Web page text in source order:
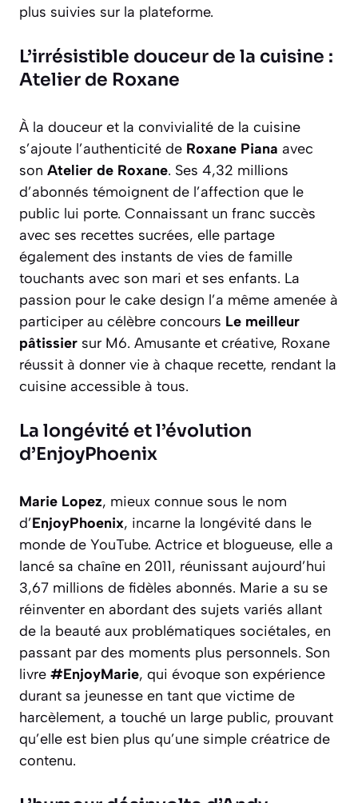
plus suivies sur la plateforme.
L’irrésistible douceur de la cuisine :
Atelier de Roxane
À la douceur et la convivialité de la cuisine
s’ajoute l’authenticité de Roxane Piana avec
son Atelier de Roxane. Ses 4,32 millions
d’abonnés témoignent de l’affection que le
public lui porte. Connaissant un franc succès
avec ses recettes sucrées, elle partage
également des instants de vies de famille
touchants avec son mari et ses enfants. La
passion pour le cake design l’a même amenée à
participer au célèbre concours Le meilleur
pâtissier sur M6. Amusante et créative, Roxane
réussit à donner vie à chaque recette, rendant la
cuisine accessible à tous.
La longévité et l’évolution
d’EnjoyPhoenix
Marie Lopez, mieux connue sous le nom
d’EnjoyPhoenix, incarne la longévité dans le
monde de YouTube. Actrice et blogueuse, elle a
lancé sa chaîne en 2011, réunissant aujourd’hui
3,67 millions de fidèles abonnés. Marie a su se
réinventer en abordant des sujets variés allant
de la beauté aux problématiques sociétales, en
passant par des moments plus personnels. Son
livre #EnjoyMarie, qui évoque son expérience
durant sa jeunesse en tant que victime de
harcèlement, a touché un large public, prouvant
qu’elle est bien plus qu’une simple créatrice de
contenu.